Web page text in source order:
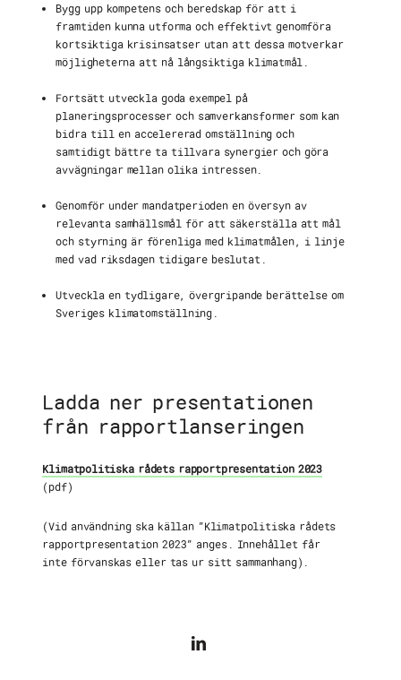
Bygg upp kompetens och beredskap för att i
framtiden kunna utforma och effektivt genomföra
kortsiktiga krisinsatser utan att dessa motverkar
möjligheterna att nå långsiktiga klimatmål.
Fortsätt utveckla goda exempel på
planeringsprocesser och samverkansformer som kan
bidra till en accelererad omställning och
samtidigt bättre ta tillvara synergier och göra
avvägningar mellan olika intressen.
Genomför under mandatperioden en översyn av
relevanta samhällsmål för att säkerställa att mål
och styrning är förenliga med klimatmålen, i linje
med vad riksdagen tidigare beslutat.
Utveckla en tydligare, övergripande berättelse om
Sveriges klimatomställning.
Ladda ner presentationen
från rapportlanseringen
Klimatpolitiska rådets rapportpresentation 2023
(pdf)
(Vid användning ska källan ”Klimatpolitiska rådets
rapportpresentation 2023” anges. Innehållet får
inte förvanskas eller tas ur sitt sammanhang).